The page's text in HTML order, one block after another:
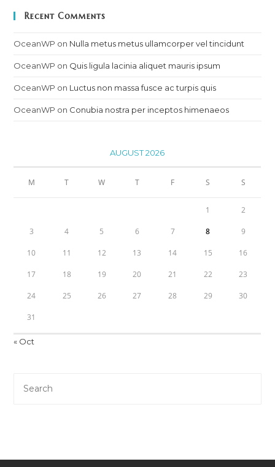
Recent Comments
OceanWP on Nulla metus metus ullamcorper vel tincidunt
OceanWP on Quis ligula lacinia aliquet mauris ipsum
OceanWP on Luctus non massa fusce ac turpis quis
OceanWP on Conubia nostra per inceptos himenaeos
AUGUST 2026
M T W T F S S
1 2
3 4 5 6 7 8 9
10 11 12 13 14 15 16
17 18 19 20 21 22 23
24 25 26 27 28 29 30
31
« Oct